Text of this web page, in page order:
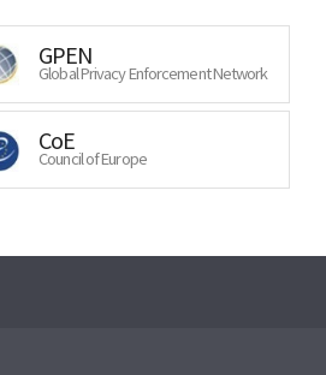
GPEN
Global Privacy Enforcement Network
CoE
Council of Europe